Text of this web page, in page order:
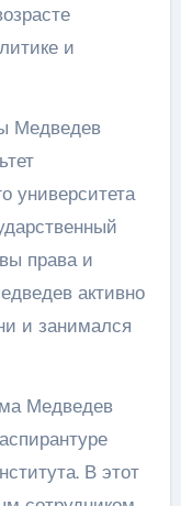
и
Медведев
университета
права и
активно
и занимался
Медведев
В этот